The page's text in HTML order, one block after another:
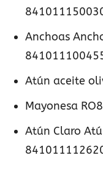
Anchoas
Atún aceite
Mayonesa
Atún Claro